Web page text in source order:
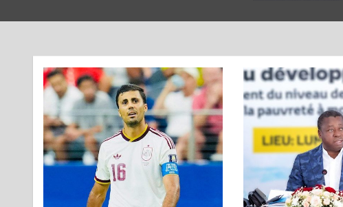
août 7, 2026
5 minutes
2 heures
3
TOGO : Sauver la mère devient
un indicateur de civilisation
août 7, 2026
4 minutes
3 heures